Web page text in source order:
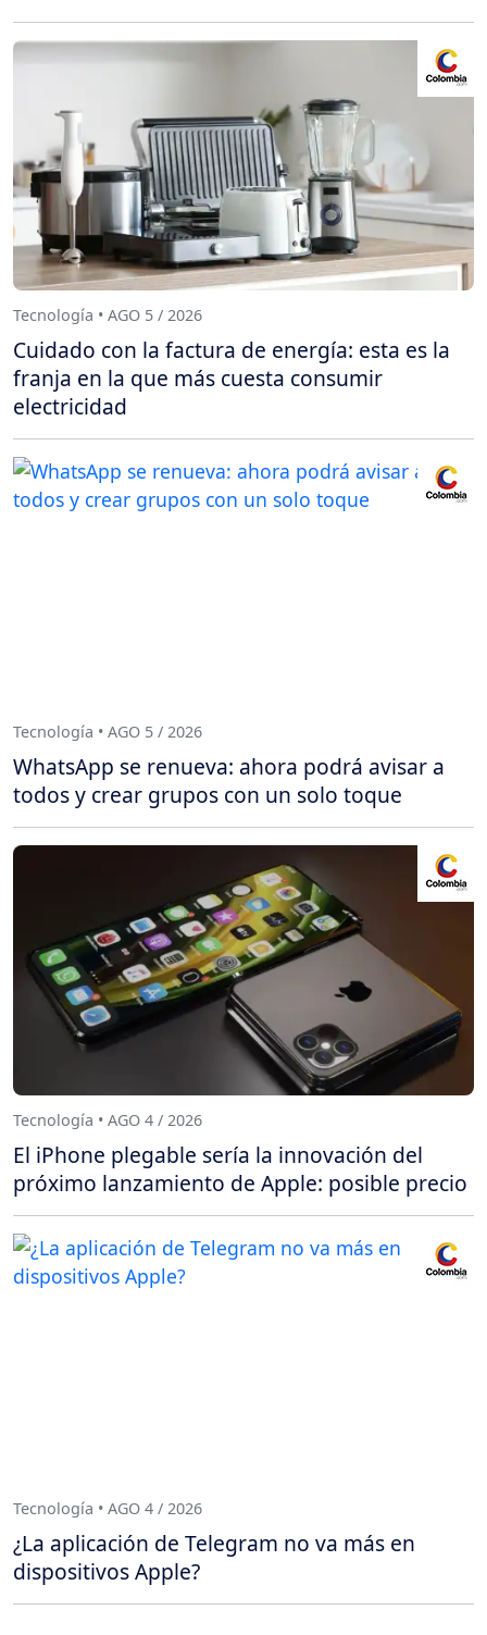
Tecnología • AGO 5 / 2026
Cuidado con la factura de energía: esta es la
franja en la que más cuesta consumir
electricidad
Tecnología • AGO 5 / 2026
WhatsApp se renueva: ahora podrá avisar a
todos y crear grupos con un solo toque
Tecnología • AGO 4 / 2026
El iPhone plegable sería la innovación del
próximo lanzamiento de Apple: posible precio
Tecnología • AGO 4 / 2026
¿La aplicación de Telegram no va más en
dispositivos Apple?